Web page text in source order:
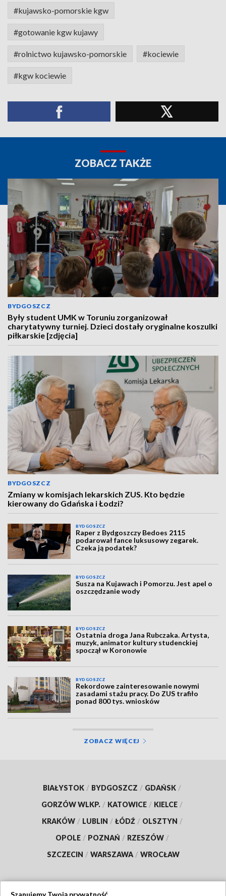
#kujawsko-pomorskie kgw
#gotowanie kgw kujawy
#rolnictwo kujawsko-pomorskie #kociewie
#kgw kociewie
ZOBACZ TAKŻE
BYDGOSZCZ
Były student UMK w Toruniu zorganizował
charytatywny turniej. Dzieci dostały oryginalne koszulki
piłkarskie [zdjęcia]
BYDGOSZCZ
Zmiany w komisjach lekarskich ZUS. Kto będzie
kierowany do Gdańska i Łodzi?
BYDGOSZCZ
Raper z Bydgoszczy Bedoes 2115
podarował fance luksusowy zegarek.
Czeka ją podatek?
BYDGOSZCZ
Susza na Kujawach i Pomorzu. Jest apel o
oszczędzanie wody
BYDGOSZCZ
Ostatnia droga Jana Rubczaka. Artysta,
muzyk, animator kultury studenckiej
spoczął w Koronowie
BYDGOSZCZ
Rekordowe zainteresowanie nowymi
zasadami stażu pracy. Do ZUS trafiło
ponad 800 tys. wniosków
ZOBACZ WIĘCEJ
BIAŁYSTOK / BYDGOSZCZ / GDAŃSK /
GORZÓW WLKP. / KATOWICE / KIELCE /
KRAKÓW / LUBLIN / ŁÓDŹ / OLSZTYN /
OPOLE / POZNAŃ / RZESZÓW /
SZCZECIN / WARSZAWA / WROCŁAW
Szanujemy Twoją prywatność